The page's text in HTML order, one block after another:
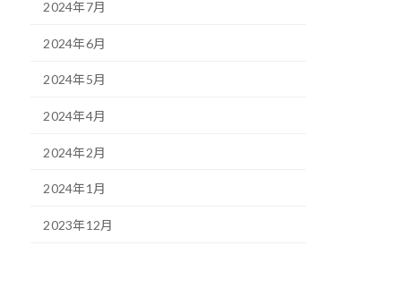
2024年7月
2024年6月
2024年5月
2024年4月
2024年2月
2024年1月
2023年12月